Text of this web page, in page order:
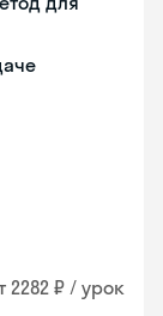
2282 ₽ / урок